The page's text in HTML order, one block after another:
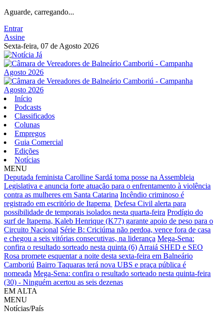
Aguarde, carregando...
Entrar
Assine
Sexta-feira, 07 de Agosto 2026
Início
Podcasts
Classificados
Colunas
Empregos
Guia Comercial
Edições
Notícias
MENU
Deputada feminista Carolline Sardá toma posse na Assembleia
Legislativa e anuncia forte atuação para o enfrentamento à violência
contra as mulheres em Santa Catarina Incêndio criminoso é
registrado em escritório de Itapema Defesa Civil alerta para
possibilidade de temporais isolados nesta quarta-feira Prodígio do
surf de Itapema, Kaleb Henrique (K77) garante apoio de peso para o
Circuito Nacional Série B: Criciúma não perdoa, vence fora de casa
e chegou a seis vitórias consecutivas, na liderança Mega-Sena:
confira o resultado sorteado nesta quinta (6) Arraiá SHED e SEO
Rosa promete esquentar a noite desta sexta-feira em Balneário
Camboriú Bairro Taquaras terá nova UBS e praça pública é
nomeada Mega-Sena: confira o resultado sorteado nesta quinta-feira
(30) - Ninguém acertou as seis dezenas
EM ALTA
MENU
Notícias/País